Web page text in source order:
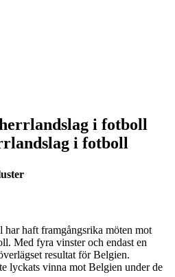
i fotboll
i fotboll
haft framgångsrika möten mot
Med fyra vinster och endast en
resultat för Belgien.
lyckats vinna mot Belgien under de